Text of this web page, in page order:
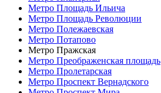
Метро Площадь Ильича
Метро Площадь Революции
Метро Полежаевская
Метро Потапово
Метро Пражская
Метро Преображенская площадь
Метро Пролетарская
Метро Проспект Вернадского